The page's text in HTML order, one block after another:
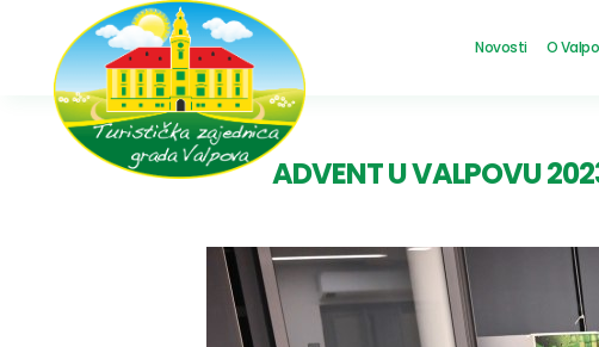
Novosti O
ADVENT U VALPOVU